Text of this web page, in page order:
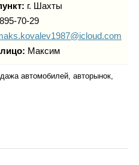
г. Шахты
70-29
Максим
автомобилей, авторынок,